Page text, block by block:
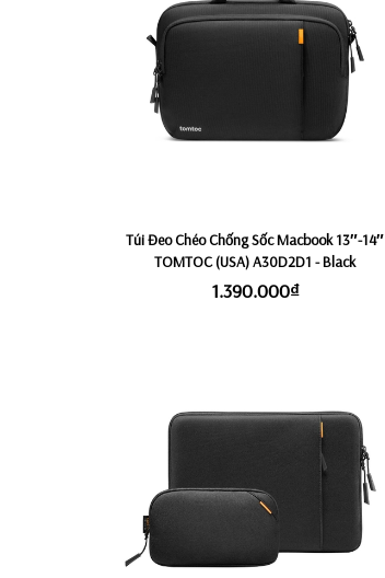
Túi Đeo Chéo Chống Sốc Macbook 13″-14″
TOMTOC (USA) A30D2D1 - Black
1.390.000₫